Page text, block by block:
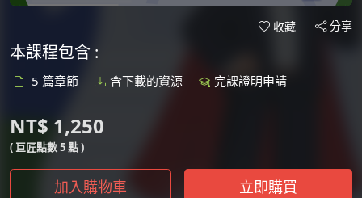
收藏 分享
本課程包含 :
5 篇章節 含下載的資源 完課證明申請
NT$ 1,250
( 巨匠點數 5 點 )
加入購物車 立即購買